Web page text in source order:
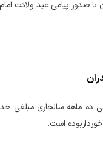
با صدور پیامی عید